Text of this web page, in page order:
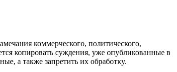
коммерческого, политического,
копировать суждения, уже опубликованные в
а также запретить их обработку.